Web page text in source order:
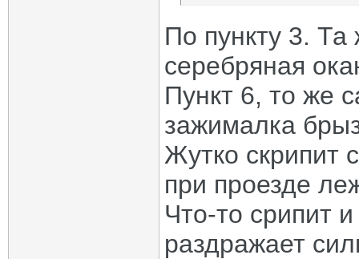
По пункту 3.
серебряная
Пункт 6, то же
зажималка
Жутко скрипит
при проезде
Что-то срипит
раздражает